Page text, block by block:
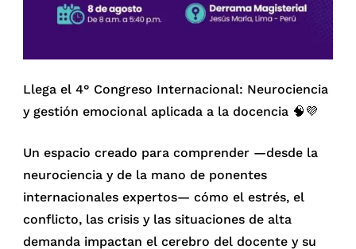
Llega el 4° Congreso Internacional: Neurociencia
y gestión emocional aplicada a la docencia 🧠💜
Un espacio creado para comprender —desde la
neurociencia y de la mano de ponentes
internacionales expertos— cómo el estrés, el
conflicto, las crisis y las situaciones de alta
demanda impactan el cerebro del docente y su